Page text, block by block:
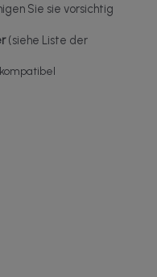
Sie sie vorsichtig
(siehe Liste der